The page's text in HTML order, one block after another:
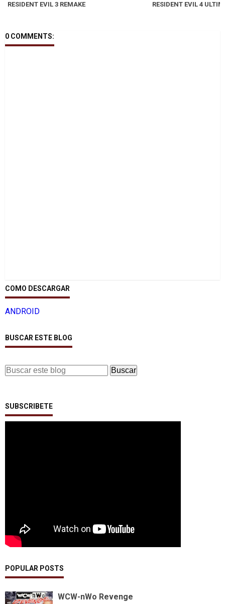
RESIDENT EVIL 3 REMAKE RESIDENT EVIL 4
0 COMMENTS:
COMO DESCARGAR
ANDROID
BUSCAR ESTE BLOG
SUBSCRIBETE
POPULAR POSTS
WCW-nWo Revenge